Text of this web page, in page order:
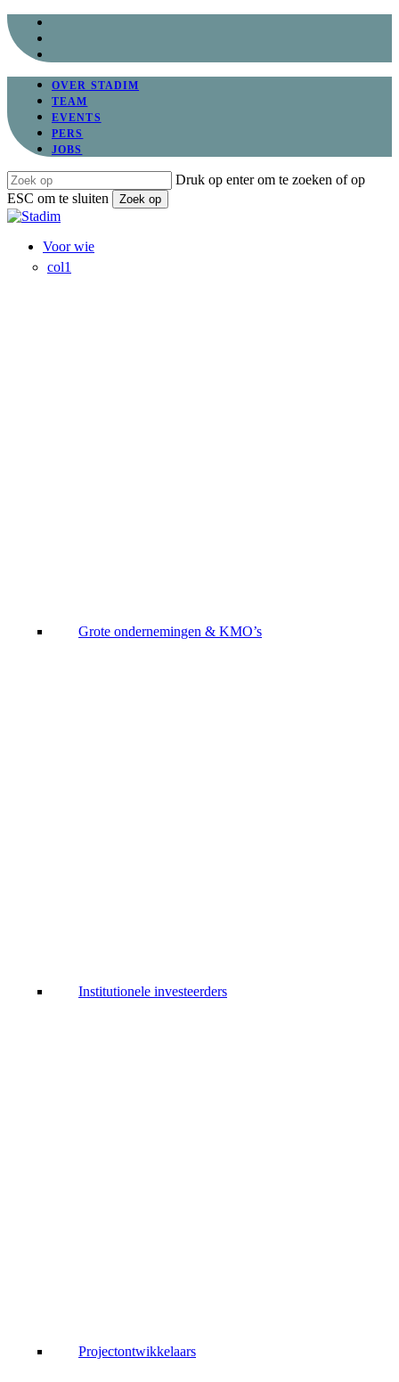
Overslaan
naar
hoofdinhoud
OVER STADIM
TEAM
EVENTS
PERS
JOBS
Druk op enter om te zoeken of op
ESC om te sluiten
Zoek op
Sluiten
Menu
Voor wie
col1
Grote ondernemingen & KMO’s
Institutionele investeerders
Projectontwikkelaars